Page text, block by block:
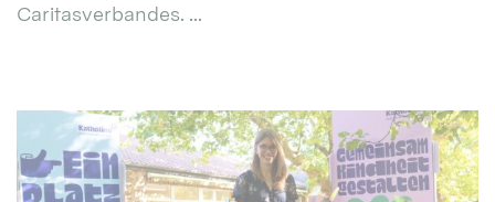
Caritasverbandes. ...